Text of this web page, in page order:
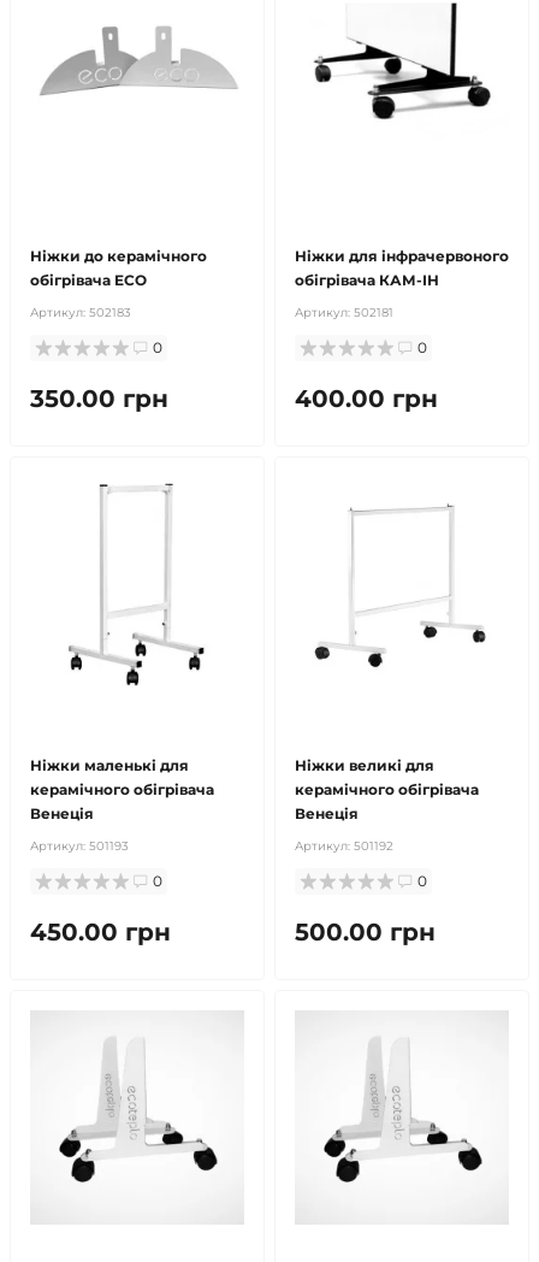
Ніжки до керамічного
обігрівача ECO
Артикул: 502183
0
350.00 грн
Ніжки для інфрачервоного
обігрівача КАМ-ІН
Артикул: 502181
0
400.00 грн
Ніжки маленькі для
керамічного обігрівача
Венеція
Артикул: 501193
0
450.00 грн
Ніжки великі для
керамічного обігрівача
Венеція
Артикул: 501192
0
500.00 грн